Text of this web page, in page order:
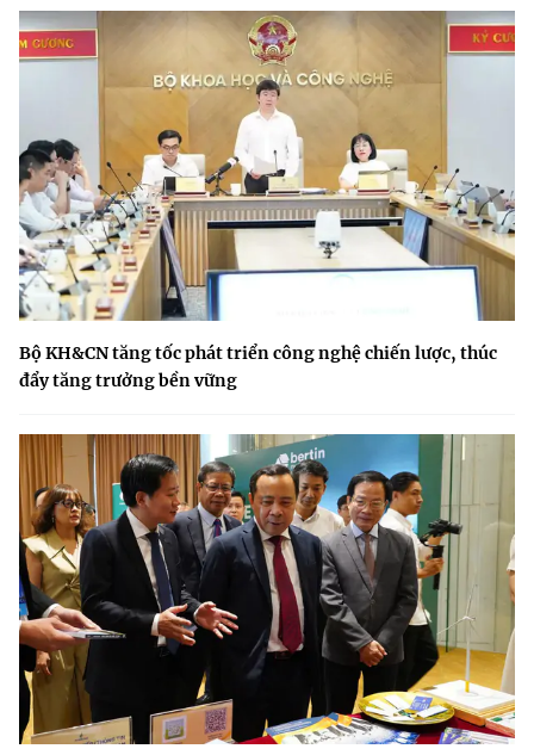
Bộ KH&CN tăng tốc phát triển công nghệ chiến lược, thúc
đẩy tăng trưởng bền vững